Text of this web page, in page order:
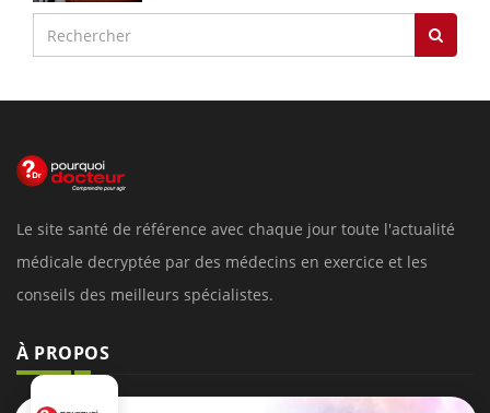
Le site santé de référence avec chaque jour toute l'actualité
médicale decryptée par des médecins en exercice et les
conseils des meilleurs spécialistes.
À PROPOS